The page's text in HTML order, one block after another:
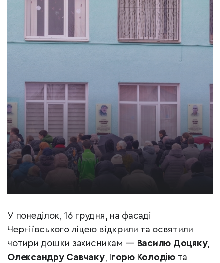
У понеділок, 16 грудня, на фасаді
Черніївського ліцею відкрили та освятили
чотири дошки захисникам — Василю Доцяку,
Олександру Савчаку, Ігорю Колодію та